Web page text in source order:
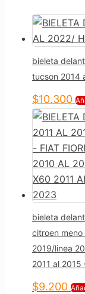
bieleta
tucson 2014
$10.300
bieleta
citroen
2019/linea
2011 al
$9.200